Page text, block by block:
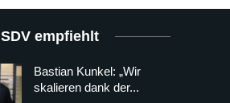
SDV empfiehlt
Bastian Kunkel: „Wir
skalieren dank der...